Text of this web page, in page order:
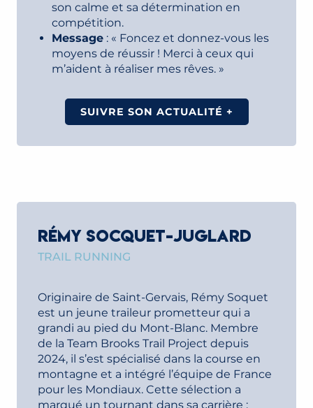
son calme et sa détermination en
compétition.
Message : « Foncez et donnez-vous les
moyens de réussir ! Merci à ceux qui
m’aident à réaliser mes rêves. »
SUIVRE SON ACTUALITÉ +
RÉMY SOCQUET-JUGLARD
TRAIL RUNNING
Originaire de Saint-Gervais, Rémy Soquet
est un jeune traileur prometteur qui a
grandi au pied du Mont-Blanc. Membre
de la Team Brooks Trail Project depuis
2024, il s’est spécialisé dans la course en
montagne et a intégré l’équipe de France
pour les Mondiaux. Cette sélection a
marqué un tournant dans sa carrière :